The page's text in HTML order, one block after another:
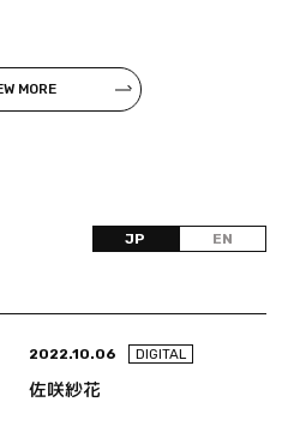
MORE
JP EN
2022.10.06 DIGITAL
佐咲紗花